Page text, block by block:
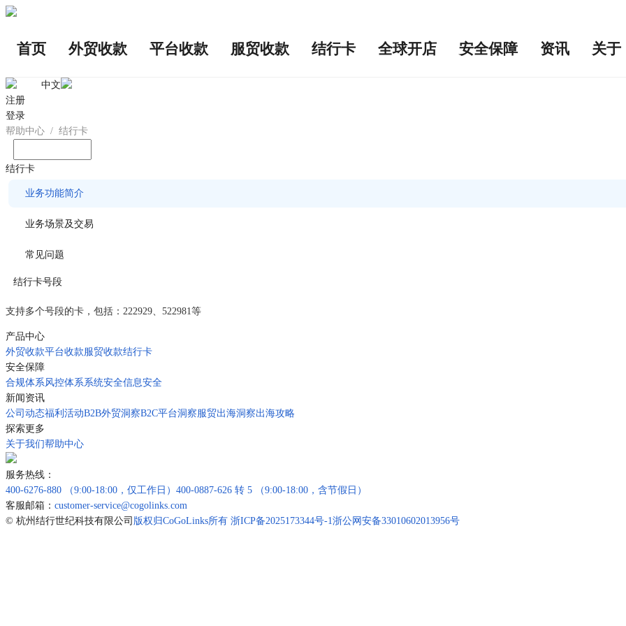
首页 外贸收款 平台收款 服贸收款 结行卡 全球开店 安全保障 资讯 关于
中文
注册
登录
帮助中心 / 结行卡
结行卡
业务功能简介
业务场景及交易
常见问题
结行卡号段
支持多个号段的卡，包括：222929、522981等
产品中心
外贸收款平台收款 服贸收款结行卡
安全保障
合规体系 风控体系 系统安全信息安全
新闻资讯
公司动态福利活动B2B外贸洞察B2C平台洞察 服贸出海洞察出海攻略
探索更多
关于我们帮助中心
服务热线：
400-6276-880
（9:00-18:00，仅工作日） 400-0887-626 转 5
（9:00-18:00，含节假日）
客服邮箱： customer-service@cogolinks.com
© 杭州结行世纪科技有限公司 版权归CoGoLinks所有 浙ICP备2025173344号-1 浙公网安备33010602013956号